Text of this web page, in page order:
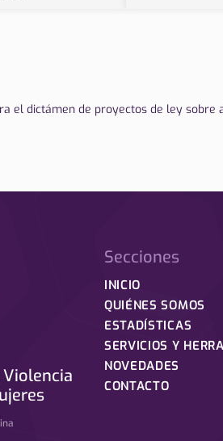
el dictámen de proyectos de ley sobre
Secciones
INICIO
QUIÉNES SOMOS
ESTADÍSTICAS
SERVICIOS Y
NOVEDADES
CONTACTO